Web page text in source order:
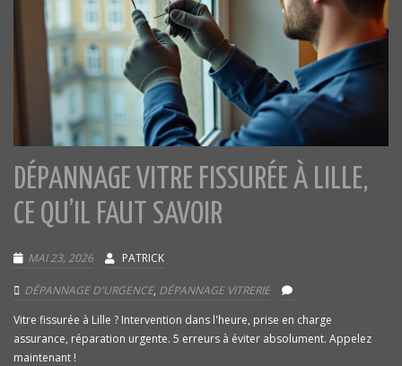
DÉPANNAGE VITRE FISSURÉE À LILLE,
CE QU’IL FAUT SAVOIR
MAI 23, 2026 PATRICK
DÉPANNAGE D'URGENCE, DÉPANNAGE VITRERIE
Vitre fissurée à Lille ? Intervention dans l'heure, prise en charge
assurance, réparation urgente. 5 erreurs à éviter absolument. Appelez
maintenant !